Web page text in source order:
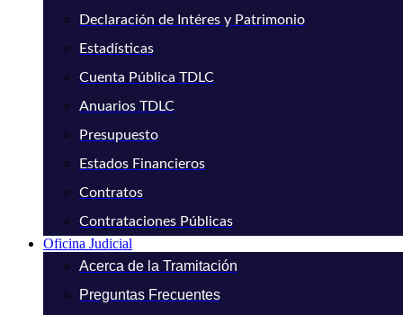
Declaración de Intéres y Patrimonio
Estadísticas
Cuenta Pública TDLC
Anuarios TDLC
Presupuesto
Estados Financieros
Contratos
Contrataciones Públicas
Oficina Judicial
Acerca de la Tramitación
Preguntas Frecuentes